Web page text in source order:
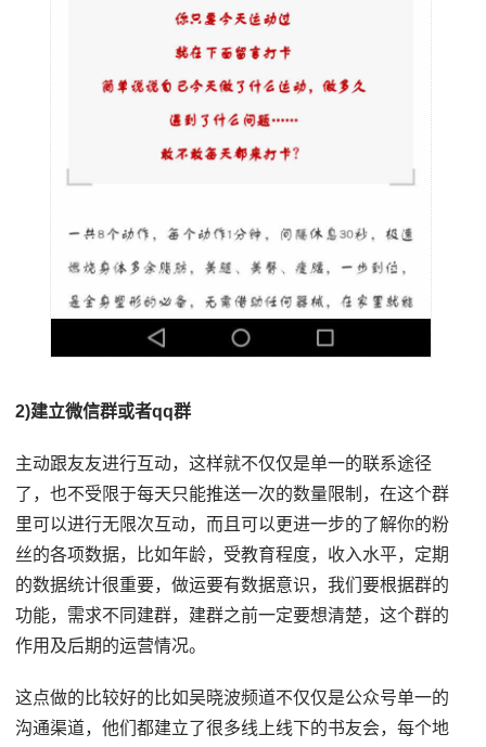
2)建立微信群或者qq群
主动跟友友进行互动，这样就不仅仅是单一的联系途径
了，也不受限于每天只能推送一次的数量限制，在这个群
里可以进行无限次互动，而且可以更进一步的了解你的粉
丝的各项数据，比如年龄，受教育程度，收入水平，定期
的数据统计很重要，做运要有数据意识，我们要根据群的
功能，需求不同建群，建群之前一定要想清楚，这个群的
作用及后期的运营情况。
这点做的比较好的比如吴晓波频道不仅仅是公众号单一的
沟通渠道，他们都建立了很多线上线下的书友会，每个地